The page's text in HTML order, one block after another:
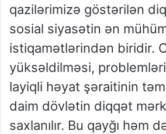
qazilərimizə göstərilən
sosial siyasətin ən
istiqamətlərindən biridir.
yüksəldilməsi,
layiqli həyat şəraitinin
daim dövlətin diqqət
saxlanılır. Bu qayğı həm